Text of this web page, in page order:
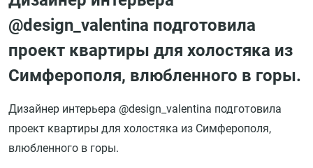
@design_valentina подготовила
проект квартиры для холостяка из
Симферополя, влюбленного в горы.
Дизайнер интерьера @design_valentina подготовила
проект квартиры для холостяка из Симферополя,
влюбленного в горы.